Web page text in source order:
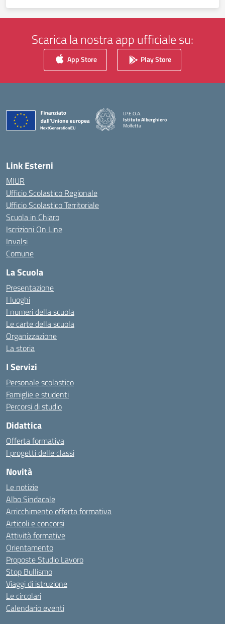
Scarica la nostra app ufficiale su:
App Store Play Store
I.P.E.O.A.
Istituto Alberghiero
Molfetta
Link Esterni
MIUR
Ufficio Scolastico Regionale
Ufficio Scolastico Territoriale
Scuola in Chiaro
Iscrizioni On Line
Invalsi
Comune
La Scuola
Presentazione
I luoghi
I numeri della scuola
Le carte della scuola
Organizzazione
La storia
I Servizi
Personale scolastico
Famiglie e studenti
Percorsi di studio
Didattica
Offerta formativa
I progetti delle classi
Novità
Le notizie
Albo Sindacale
Arricchimento offerta formativa
Articoli e concorsi
Attività formative
Orientamento
Proposte Studio Lavoro
Stop Bullismo
Viaggi di istruzione
Le circolari
Calendario eventi